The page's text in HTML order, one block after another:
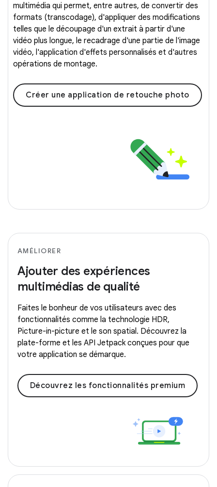
multimédia qui permet, entre autres, de convertir des
formats (transcodage), d'appliquer des modifications
telles que le découpage d'un extrait à partir d'une
vidéo plus longue, le recadrage d'une partie de l'image
vidéo, l'application d'effets personnalisés et d'autres
opérations de montage.
Créer une application de retouche photo
AMÉLIORER
Ajouter des expériences
multimédias de qualité
Faites le bonheur de vos utilisateurs avec des
fonctionnalités comme la technologie HDR,
Picture-in-picture et le son spatial. Découvrez la
plate-forme et les API Jetpack conçues pour que
votre application se démarque.
Découvrez les fonctionnalités premium